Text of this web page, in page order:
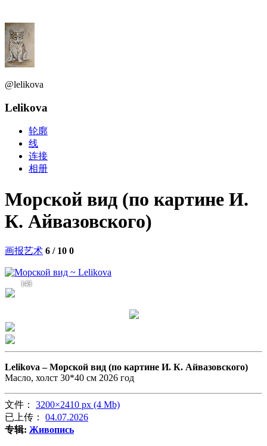
@lelikova
Lelikova
轮廓
线
连接
相册
Морской вид (по картине И.
К. Айвазовского)
画报艺术 6 / 10 0
143
Lelikova –Морской вид (по картине И. К. Айвазовского)
Масло, холст 30*40 см 2026 год
文件： 3200×2410 px (4 Mb)
已上传： 04.07.2026
专辑: Живопись